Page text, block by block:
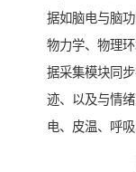
据如脑电与脑
物力学、物理
据采集模块同
迹、以及与情
电、皮温、呼